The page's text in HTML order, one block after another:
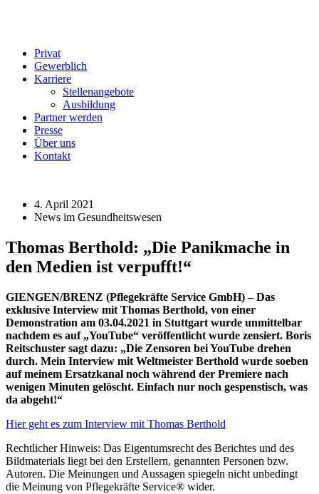
Privat
Gewerblich
Karriere
Stellenangebote
Ausbildung
Partner werden
Presse
Über uns
Kontakt
4. April 2021
News im Gesundheitswesen
Thomas Berthold: „Die Panikmache in
den Medien ist verpufft!“
GIENGEN/BRENZ (Pflegekräfte Service GmbH) – Das
exklusive Interview mit Thomas Berthold, von einer
Demonstration am 03.04.2021 in Stuttgart wurde unmittelbar
nachdem es auf „YouTube“ veröffentlicht wurde zensiert. Boris
Reitschuster sagt dazu: „Die Zensoren bei YouTube drehen
durch. Mein Interview mit Weltmeister Berthold wurde soeben
auf meinem Ersatzkanal noch während der Premiere nach
wenigen Minuten gelöscht. Einfach nur noch gespenstisch, was
da abgeht!“
Hier geht es zum Interview mit Thomas Berthold
Rechtlicher Hinweis: Das Eigentumsrecht des Berichtes und des
Bildmaterials liegt bei den Erstellern, genannten Personen bzw.
Autoren. Die Meinungen und Aussagen spiegeln nicht unbedingt
die Meinung von Pflegekräfte Service® wider.